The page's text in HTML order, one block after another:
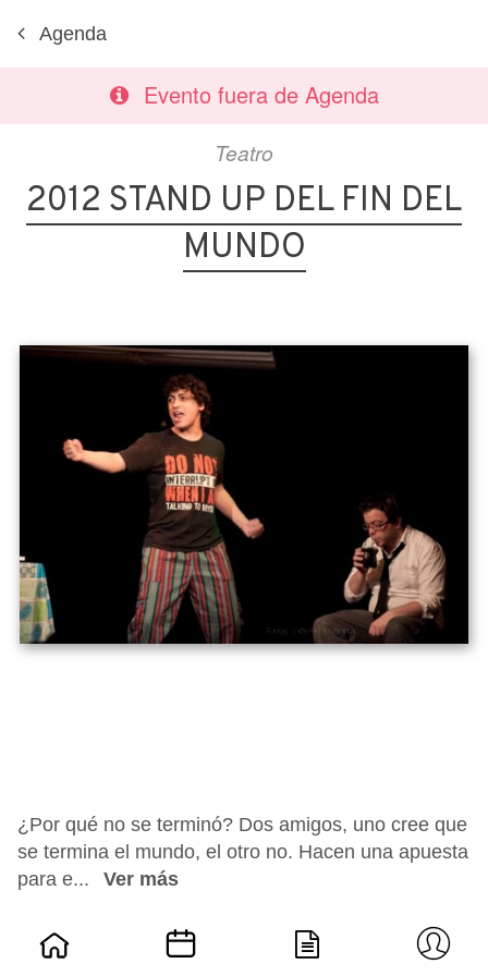
Agenda
Evento fuera de Agenda
Teatro
2012 STAND UP DEL FIN DEL
MUNDO
¿Por qué no se terminó? Dos amigos, uno cree que
se termina el mundo, el otro no. Hacen una apuesta
para e...
Ver más